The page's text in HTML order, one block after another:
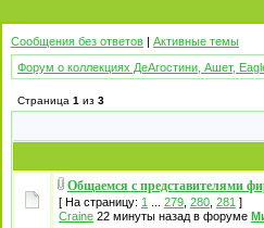
Сообщения без ответов | Активные темы
Форум о коллекциях ДеАгостини, Ашет,
Страница 1 из 3
Общаемся с представителями
[ На страницу: 1 279 280 281 ]
Craine 22 минуты назад в форуме